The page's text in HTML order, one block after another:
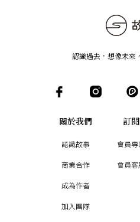
認識過去，想像未來 ，
關於我們
認識故事
商業合作
成為作者
加入團隊
訂閱
會員專
會員客